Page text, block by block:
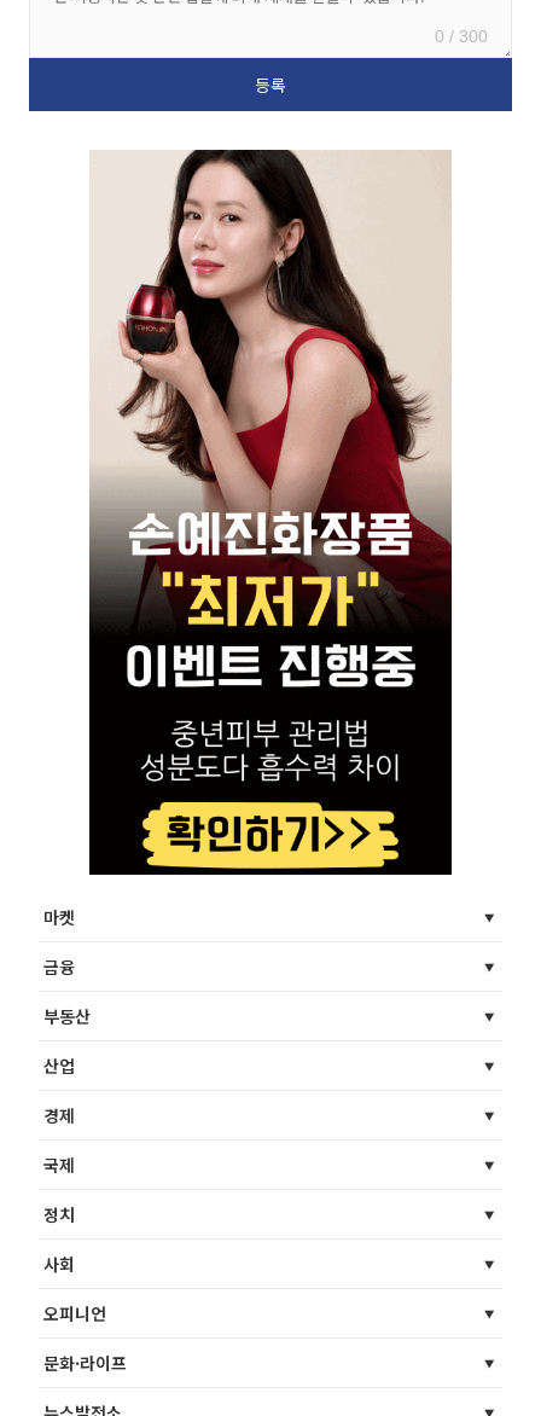
0 / 300
마켓
금융
부동산
산업
경제
국제
정치
사회
오피니언
문화·라이프